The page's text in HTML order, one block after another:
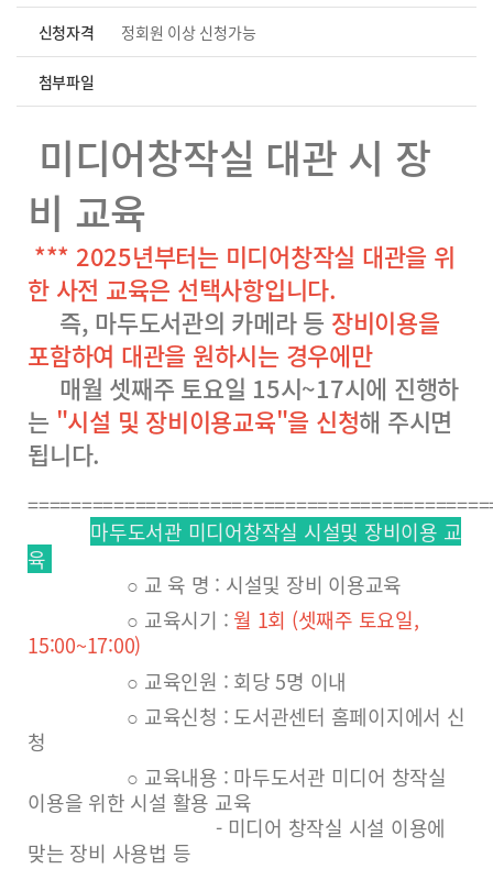
신청자격 정회원 이상 신청가능
첨부파일
미디어창작실 대관 시 장
비 교육
*** 2025년부터는 미디어창작실 대관을 위
한 사전 교육은 선택사항입니다.
즉, 마두도서관의 카메라 등 장비이용을
포함하여 대관을 원하시는 경우에만
매월 셋째주 토요일 15시~17시에 진행하
는 "시설 및 장비이용교육"을 신청해 주시면
됩니다.
마두도서관 미디어창작실 시설및 장비이용 교
육
○ 교 육 명 : 시설및 장비 이용교육
○ 교육시기 : 월 1회 (셋째주 토요일,
15:00~17:00)
○ 교육인원 : 회당 5명 이내
○ 교육신청 : 도서관센터 홈페이지에서 신
청
○ 교육내용 : 마두도서관 미디어 창작실
이용을 위한 시설 활용 교육
- 미디어 창작실 시설 이용에
맞는 장비 사용법 등